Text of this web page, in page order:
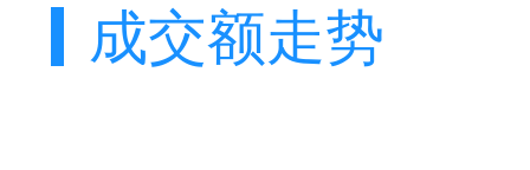
成交额走势